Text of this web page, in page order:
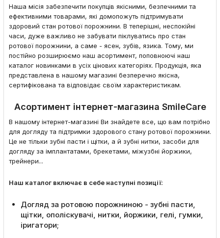
Наша місія забезпечити покупців якісними, безпечними та
ефективними товарами, які домопожуть підтримувати
здоровий стан ротової порожнини. В теперішні, неспокійні
часи, дуже важливо не забувати піклуватись про стан
ротової порожнини, а саме - ясен, зубів, язика. Тому, ми
постійно розширюємо наш асортимент, поповноючі наш
каталог новинками в усіх цінових категоріях. Продукція, яка
представлена в нашому магазині безперечно якісна,
сертифікована та відповідає своїм характеристикам.
Асортимент інтернет-магазина SmileCare
В нашому інтернет-магазині Ви знайдете все, що вам потрібно
для догляду та підтримки здорового стану ротової порожнини.
Це не тільки зубні пасти і щітки, а й зубні нитки, засоби для
догляду за імплантатами, брекетами, міжузбні йоржики,
трейнери...
Наш каталог включає в себе наступні позиції:
Догляд за ротовою порожниною - зубні пасти,
щітки, ополіскувачі, нитки, йоржики, гелі, гумки,
іригатори;